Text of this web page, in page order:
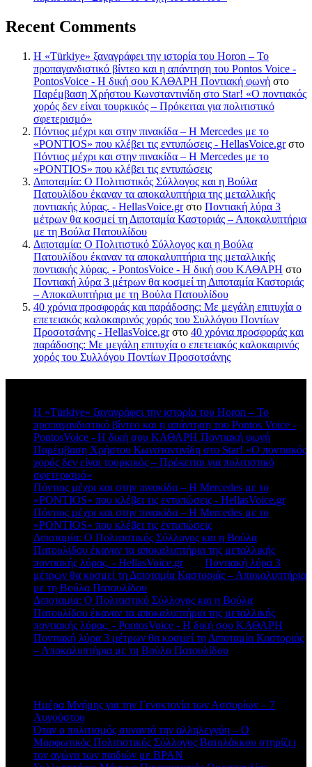
Recent Comments
Η «Türkiye» ξαναγράφει την ιστορία του Horon – Το
προπαγανδιστικό βίντεο και η απάντηση του Pontos Voice -
PontosVoice - H δική σου ΚΑΘΑΡΗ Ποντιακή φωνή στο
Παρέμβαση Χρήστου Κωνσταντινίδη στο Star! «Ο ποντιακός
χορός δεν είναι τουρκικός – Πρόκειται για πολιτιστικό
σφετερισμό»
Πόντιος μέχρι και στην πινακίδα – Η Mercedes με το
«PONTIOS» που κλέβει τις εντυπώσεις - HellasVoice.grστο
Πόντιος μέχρι και στην πινακίδα – Η Mercedes με το
«PONTIOS» που κλέβει τις εντυπώσεις
Διποταμία: Ο Πολιτιστικός Σύλλογος και η Βούλα
Πατουλίδου έκαναν τα αποκαλυπτήρια της μεταλλικής
ποντιακής λύρας. - HellasVoice.grστο Ποντιακή λύρα 3
μέτρων θα κοσμεί τη Διποταμία Καστοριάς – Αποκαλυπτήρια
με τη Βούλα Πατουλίδου
Διποταμία: Ο Πολιτιστικό Σύλλογος και η Βούλα
Πατουλίδου έκαναν τα αποκαλυπτήρια της μεταλλικής
ποντιακής λύρας. - PontosVoice - H δική σου ΚΑΘΑΡΗ στο
Ποντιακή λύρα 3 μέτρων θα κοσμεί τη Διποταμία Καστοριάς
– Αποκαλυπτήρια με τη Βούλα Πατουλίδου
40 χρόνια προσφοράς και παράδοσης: Με μεγάλη επιτυχία ο
επετειακός καλοκαιρινός χορός του Συλλόγου Ποντίων
Προσοτσάνης - HellasVoice.grστο 40 χρόνια προσφοράς και
παράδοσης: Με μεγάλη επιτυχία ο επετειακός καλοκαιρινός
χορός του Συλλόγου Ποντίων Προσοτσάνης
Η «Türkiye» ξαναγράφει την ιστορία του Horon – Το
προπαγανδιστικό βίντεο και η απάντηση του Pontos Voice -
PontosVoice - H δική σου ΚΑΘΑΡΗ Ποντιακή φωνή
Παρέμβαση Χρήστου Κωνσταντινίδη στο Star! «Ο ποντιακός
χορός δεν είναι τουρκικός – Πρόκειται για πολιτιστικό
σφετερισμό»
Πόντιος μέχρι και στην πινακίδα – Η Mercedes με το
«PONTIOS» που κλέβει τις εντυπώσεις - HellasVoice.grστο
Πόντιος μέχρι και στην πινακίδα – Η Mercedes με το
«PONTIOS» που κλέβει τις εντυπώσεις
Διποταμία: Ο Πολιτιστικός Σύλλογος και η Βούλα
Πατουλίδου έκαναν τα αποκαλυπτήρια της μεταλλικής
ποντιακής λύρας. - HellasVoice.grστο Ποντιακή λύρα 3
μέτρων θα κοσμεί τη Διποταμία Καστοριάς – Αποκαλυπτήρια
με τη Βούλα Πατουλίδου
Διποταμία: Ο Πολιτιστικό Σύλλογος και η Βούλα
Πατουλίδου έκαναν τα αποκαλυπτήρια της μεταλλικής
ποντιακής λύρας. - PontosVoice - H δική σου ΚΑΘΑΡΗ
Ποντιακή λύρα 3 μέτρων θα κοσμεί τη Διποταμία Καστοριάς
– Αποκαλυπτήρια με τη Βούλα Πατουλίδου
Ημέρα Μνήμης για την Γενοκτονία των Ασσυρίων – 7
Αυγούστου
Όταν ο πολιτισμός συναντά την αλληλεγγύη – Ο
Μορφωτικός Πολιτιστικός Σύλλογος Βατολάκκου στηρίζει
τον αγώνα των παιδιών με BPAN